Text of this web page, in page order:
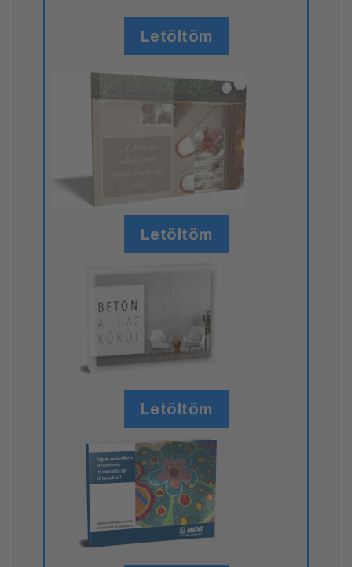
Letöltöm
Letöltöm
Letöltöm